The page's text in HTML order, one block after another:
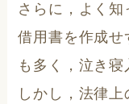
さらに，よく
借用書を作成せ
も多く，泣き寝
しかし，法律